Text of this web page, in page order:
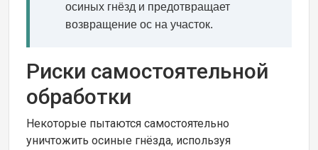
осиных гнёзд и предотвращает
возвращение ос на участок.
Риски самостоятельной
обработки
Некоторые пытаются самостоятельно
уничтожить осиные гнёзда, используя